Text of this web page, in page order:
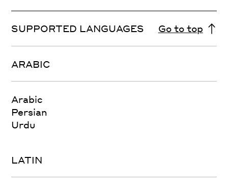
SUPPORTED LANGUAGES Go to top
ARABIC
Arabic
Persian
Urdu
LATIN